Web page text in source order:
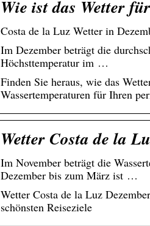
Wie ist das Wetter
Costa de la Luz Wetter in
Im Dezember beträgt die
Höchsttemperatur im …
Finden Sie heraus, wie das
Wassertemperaturen für Ihren
Wetter Costa de la
Im November beträgt die
Dezember bis zum März ist …
Wetter Costa de la Luz
schönsten Reiseziele